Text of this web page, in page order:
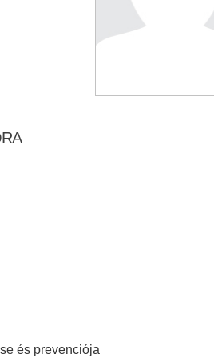
és prevenciója